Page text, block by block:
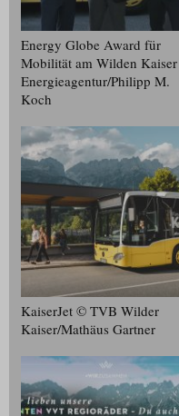
Energy Globe Award für
Mobilität am Wilden
Energieagentur/​Philipp M.
Koch
KaiserJet © TVB Wilder
Kaiser/​Mathäus Gartner